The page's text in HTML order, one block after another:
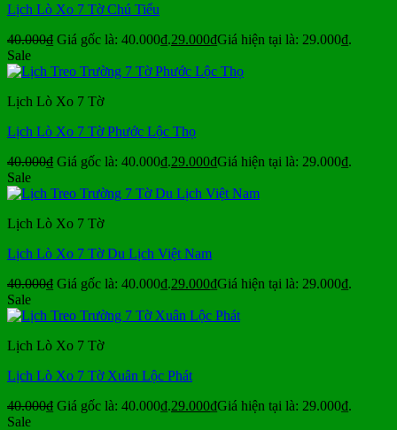
Lịch Lò Xo 7 Tờ Chú Tiểu
40.000₫ Giá gốc là: 40.000₫.29.000₫Giá hiện tại là: 29.000₫.
Sale
Lịch Lò Xo 7 Tờ
Lịch Lò Xo 7 Tờ Phước Lộc Thọ
40.000₫ Giá gốc là: 40.000₫.29.000₫Giá hiện tại là: 29.000₫.
Sale
Lịch Lò Xo 7 Tờ
Lịch Lò Xo 7 Tờ Du Lịch Việt Nam
40.000₫ Giá gốc là: 40.000₫.29.000₫Giá hiện tại là: 29.000₫.
Sale
Lịch Lò Xo 7 Tờ
Lịch Lò Xo 7 Tờ Xuân Lộc Phát
40.000₫ Giá gốc là: 40.000₫.29.000₫Giá hiện tại là: 29.000₫.
Sale